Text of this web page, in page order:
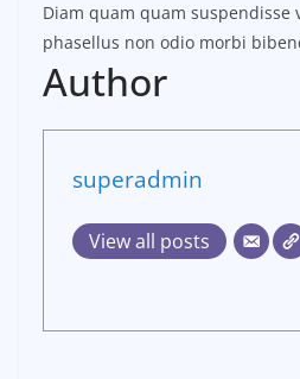
Diam quam quam suspendisse
phasellus non odio morbi
Author
superadmin
View all posts